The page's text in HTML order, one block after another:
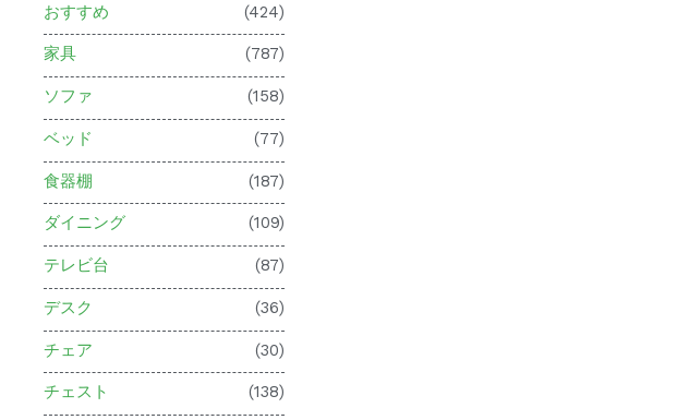
おすすめ (424)
家具 (787)
ソファ (158)
ベッド (77)
食器棚 (187)
ダイニング (109)
テレビ台 (87)
デスク (36)
チェア (30)
チェスト (138)